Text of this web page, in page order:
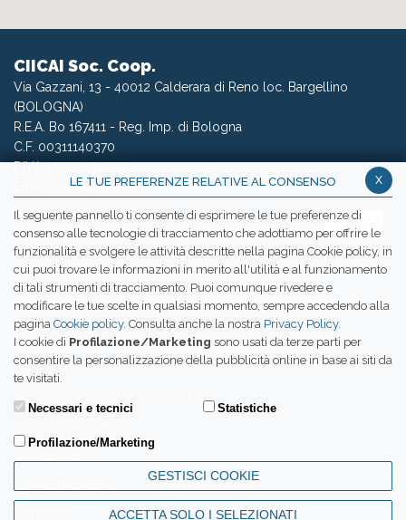
CIICAI Soc. Coop.
Via Gazzani, 13 - 40012 Calderara di Reno loc. Bargellino
(BOLOGNA)
R.E.A. Bo 167411 - Reg. Imp. di Bologna
C.F. 00311140370
P.IVA: 00501541205
info@ciicai.com
WETRANSFER CIICAI
CHI SIAMO
LAVORA CON NOI
PRESS ROOM
x
LE TUE PREFERENZE RELATIVE AL CONSENSO
Il seguente pannello ti consente di esprimere le tue preferenze di
consenso alle tecnologie di tracciamento che adottiamo per offrire le
funzionalità e svolgere le attività descritte nella pagina Cookie policy, in
cui puoi trovare le informazioni in merito all'utilità e al funzionamento
di tali strumenti di tracciamento. Puoi comunque rivedere e
modificare le tue scelte in qualsiasi momento, sempre accedendo alla
pagina Cookie policy. Consulta anche la nostra Privacy Policy.
I cookie di Profilazione/Marketing sono usati da terze parti per
consentire la personalizzazione della pubblicità online in base ai siti da
te visitati.
Necessari e tecnici Statistiche
Profilazione/Marketing
GESTISCI COOKIE
ACCETTA SOLO I SELEZIONATI